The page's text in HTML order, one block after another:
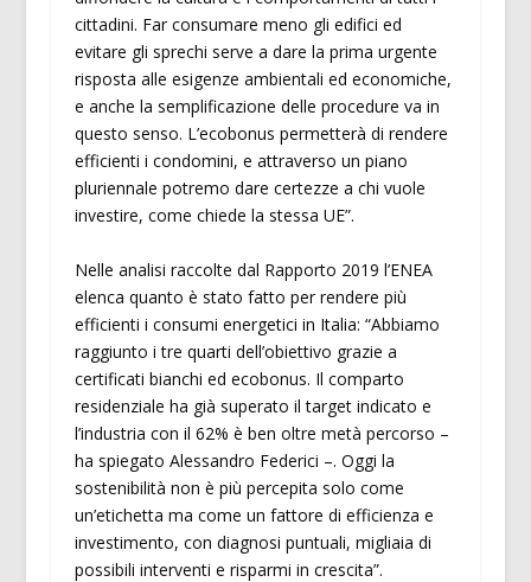
cittadini. Far consumare meno gli edifici ed
evitare gli sprechi serve a dare la prima urgente
risposta alle esigenze ambientali ed economiche,
e anche la semplificazione delle procedure va in
questo senso. L’ecobonus permetterà di rendere
efficienti i condomini, e attraverso un piano
pluriennale potremo dare certezze a chi vuole
investire, come chiede la stessa UE”.
Nelle analisi raccolte dal Rapporto 2019 l’ENEA
elenca quanto è stato fatto per rendere più
efficienti i consumi energetici in Italia: “Abbiamo
raggiunto i tre quarti dell’obiettivo grazie a
certificati bianchi ed ecobonus. Il comparto
residenziale ha già superato il target indicato e
l’industria con il 62% è ben oltre metà percorso –
ha spiegato Alessandro Federici –. Oggi la
sostenibilità non è più percepita solo come
un’etichetta ma come un fattore di efficienza e
investimento, con diagnosi puntuali, migliaia di
possibili interventi e risparmi in crescita”.